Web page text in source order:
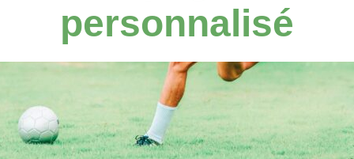
personnalisé